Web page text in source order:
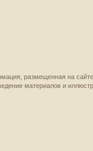
размещенная на
материалов и